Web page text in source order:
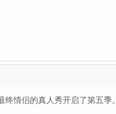
情侣的真人秀开启了第五季。